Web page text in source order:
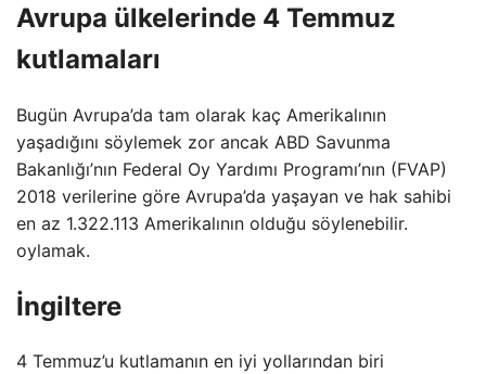
Avrupa ülkelerinde 4 Temmuz
kutlamaları
Bugün Avrupa’da tam olarak kaç Amerikalının
yaşadığını söylemek zor ancak ABD Savunma
Bakanlığı’nın Federal Oy Yardımı Programı’nın (FVAP)
2018 verilerine göre Avrupa’da yaşayan ve hak sahibi
en az 1.322.113 Amerikalının olduğu söylenebilir.
oylamak.
İngiltere
4 Temmuz’u kutlamanın en iyi yollarından biri